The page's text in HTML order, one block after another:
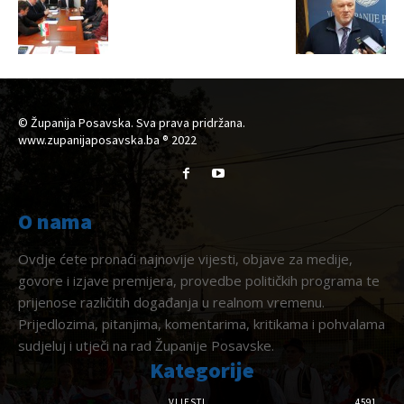
© Županija Posavska. Sva prava pridržana.
www.zupanijaposavska.ba ® 2022
O nama
Ovdje ćete pronaći najnovije vijesti, objave za medije,
govore i izjave premijera, provedbe političkih programa te
prijenose različitih događanja u realnom vremenu.
Prijedlozima, pitanjima, komentarima, kritikama i pohvalama
sudjeluj i utječi na rad Županije Posavske.
Kategorije